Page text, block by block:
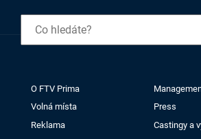
O FTV Prima
Volná místa
Press
Reklama
Castingy a